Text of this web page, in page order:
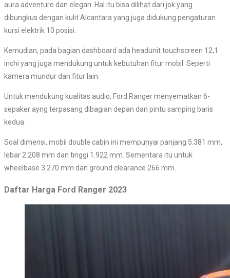
aura adventure dan elegan. Hal itu bisa dilihat dari jok yang
dibungkus dengan kulit Alcantara yang juga didukung pengaturan
kursi elektrik 10 posisi.
Kemudian, pada bagian dashboard ada headunit touchscreen 12,1
inchi yang juga mendukung untuk kebutuhan fitur mobil. Seperti
kamera mundur dan fitur lain.
Untuk mendukung kualitas audio, Ford Ranger menyematkan 6-
sepaker ayng terpasang dibagian depan dan pintu samping baris
kedua.
Soal dimensi, mobil double cabin ini mempunyai panjang 5.381 mm,
lebar 2.208 mm dan tinggi 1.922 mm. Sementara itu untuk
wheelbase 3.270 mm dan ground clearance 266 mm.
Daftar Harga Ford Ranger 2023